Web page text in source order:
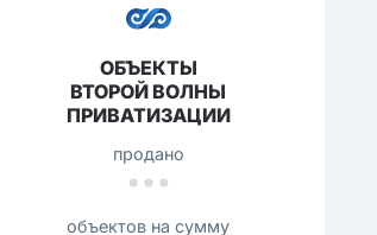
ОБЪЕКТЫ
ВТОРОЙ ВОЛНЫ
ПРИВАТИЗАЦИИ
продано
объектов на сумму